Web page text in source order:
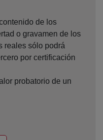
de los
o gravamen de los
reales sólo podrá
por certificación
probatorio de un